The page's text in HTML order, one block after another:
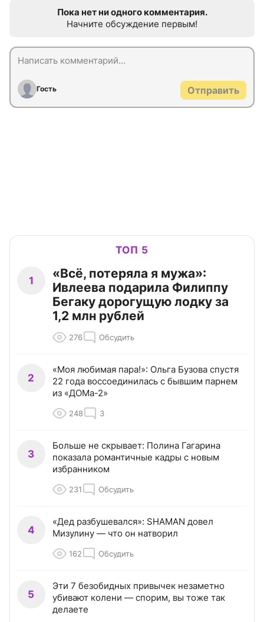
Пока нет ни одного комментария.
Начните обсуждение первым!
Гость Отправить
ТОП 5
1
«Всё, потеряла я мужа»:
Ивлеева подарила Филиппу
Бегаку дорогущую лодку за
1,2 млн рублей
276 Обсудить
2
«Моя любимая пара!»: Ольга Бузова спустя
22 года воссоединилась с бывшим парнем
из «ДОМа-2»
248 3
3
Больше не скрывает: Полина Гагарина
показала романтичные кадры с новым
избранником
231 Обсудить
4
«Дед разбушевался»: SHAMAN довел
Мизулину — что он натворил
162 Обсудить
5
Эти 7 безобидных привычек незаметно
убивают колени — спорим, вы тоже так
делаете